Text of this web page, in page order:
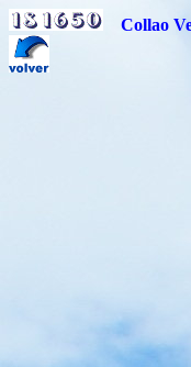
Collao